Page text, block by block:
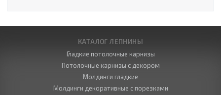
КАТАЛОГ ЛЕПНИНЫ
Гладкие потолочные карнизы
Потолочные карнизы с декором
Молдинги гладкие
Молдинги декоративные с порезками